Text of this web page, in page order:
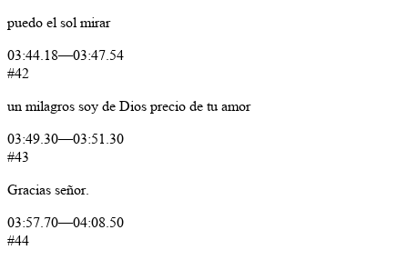
puedo el sol mirar
03:44.18—03:47.54
#42
un milagros soy de Dios precio de tu amor
03:49.30—03:51.30
#43
Gracias señor.
03:57.70—04:08.50
#44